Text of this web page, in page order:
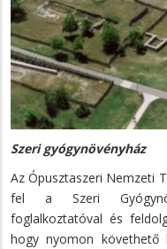
Szeri gyógynövényház
Az Ópusztaszeri Nemzeti
fel a Szeri
foglalkoztatóval és
hogy nyomon